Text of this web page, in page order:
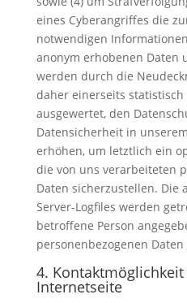
eines Cyberangriffes die
notwendigen
anonym erhobenen Daten
werden durch die
daher einerseits
ausgewertet, den
Datensicherheit in
erhöhen, um letztlich ein
die von uns verarbeiteten
Daten sicherzustellen. Die
Server-Logfiles werden
betroffene Person
personenbezogenen
4.
Internetseite